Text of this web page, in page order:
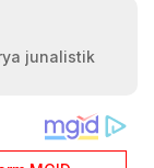
junalistik